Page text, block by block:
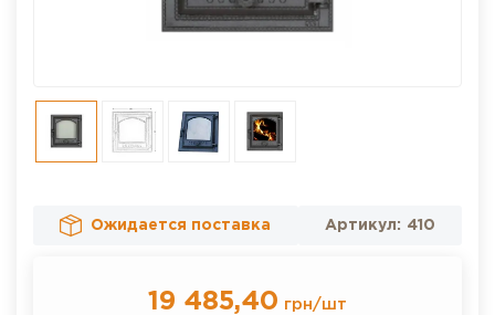
Ожидается поставка Артикул: 410
19 485,40 грн/шт